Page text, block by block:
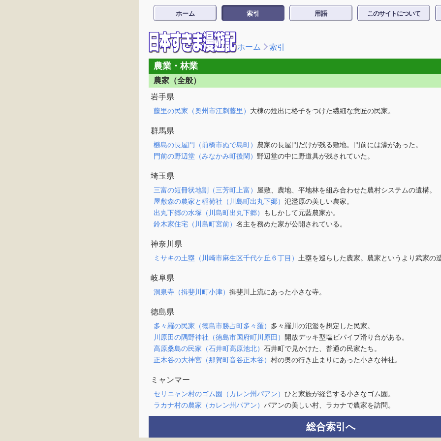
ホーム 索引 用語 このサイトについて
ホーム 索引
農業・林業
農家（全般）
岩手県
藤里の民家（奥州市江刺藤里） 大棟の煙出に格子をつけた繊細な意匠の民家。
群馬県
橳島の長屋門（前橋市ぬで島町） 農家の長屋門だけが残る敷地。門前には濠があった。
門前の野辺堂（みなかみ町後閑） 野辺堂の中に野道具が残されていた。
埼玉県
三富の短冊状地割（三芳町上富） 屋敷、農地、平地林を組み合わせた農村システムの遺構。
屋敷森の農家と稲荷社（川島町出丸下郷） 氾濫原の美しい農家。
出丸下郷の水塚（川島町出丸下郷）
もしかして元藍農家か。
鈴木家住宅（川島町宮前） 名主を務めた家が公開されている。
神奈川県
ミサキの土塁（川崎市麻生区千代ケ丘６丁目） 土塁を巡らした農家。農家というより武家の
岐阜県
洞泉寺（揖斐川町小津） 揖斐川上流にあった小さな寺。
徳島県
多々羅の民家（徳島市勝占町多々羅） 多々羅川の氾濫を想定した民家。
川原田の隅野神社（徳島市国府町川原田）
開放デッキ型塩ビパイプ滑り台がある。
高原桑島の民家（石井町高原池北） 石井町で見かけた、普通の民家たち。
正木谷の大神宮（那賀町音谷正木谷） 村の奥の行き止まりにあった小さな神社。
ミャンマー
セリニャン村のゴム園（カレン州パアン） ひと家族が経営する小さなゴム園。
ラカナ村の農家（カレン州パアン） パアンの美しい村、ラカナで農家を訪問。
総合索引へ